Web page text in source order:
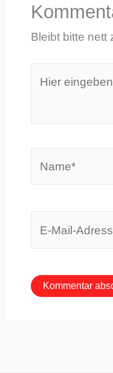
Bleibt bitte nett
eingeben…